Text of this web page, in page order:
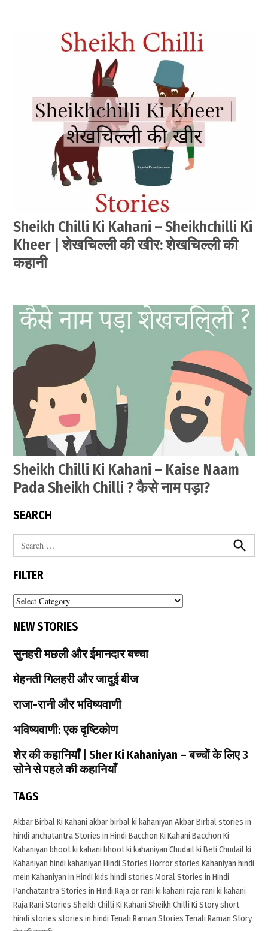
Sheikh Chilli Ki Kahani – Sheikhchilli Ki
Kheer | शेखचिल्ली की खीर: शेखचिल्ली की
कहानी
2021
Sheikh Chilli Ki Kahani – Kaise Naam
Pada Sheikh Chilli ? कैसे नाम पड़ा?
by
May
2021
SEARCH
e
r
c
h
f
r
S
FILTER
F
l
e
NEW STORIES
सुनहरी मछली और ईमानदार बच्चा
मेहनती गिलहरी और जादुई बीज
राजा-रानी और भविष्यवाणी
भविष्यवाणी: एक दृष्टिकोण
शेर की कहानियाँ | Sher Ki Kahaniyan – बच्चों के लिए 3
सोने से पहले की कहानियाँ
TAGS
Akbar Birbal Ki Kahani akbar birbal ki kahaniyan Akbar Birbal stories in
hindi anchatantra Stories in Hindi Bacchon Ki Kahani Bacchon Ki
Kahaniyan bhoot ki kahani bhoot ki kahaniyan Chudail ki Beti Chudail ki
Kahaniyan hindi kahaniyan Hindi Stories Horror stories Kahaniyan hindi
mein Kahaniyan in Hindi kids hindi stories Moral Stories in Hindi
Panchatantra Stories in Hindi Raja or rani ki kahani raja rani ki kahani
Raja Rani Stories Sheikh Chilli Ki Kahani Sheikh Chilli Ki Storyshort
hindi stories stories in hindi Tenali Raman Stories Tenali Raman Story